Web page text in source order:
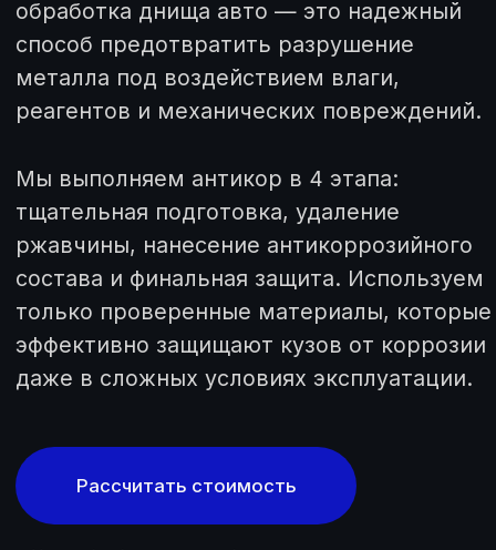
ржавчины, нанесение антикоррозийного
состава и финальная защита. Используем
только проверенные материалы, которые
эффективно защищают кузов от коррозии
даже в сложных условиях эксплуатации.
Цена обработки автомобиля антикором от